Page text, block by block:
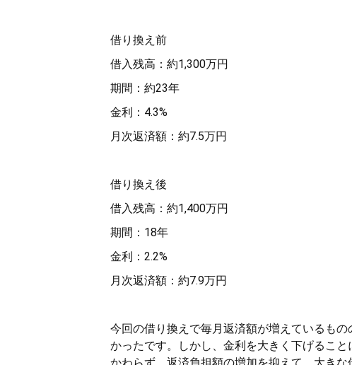
借り換え前
借入残高：約1,300万円
期間：約23年
金利：4.3%
月次返済額：約7.5万円
借り換え後
借入残高：約1,400万円
期間：18年
金利：2.2%
月次返済額：約7.9万円
今回の借り換えで毎月返済額が増えているも
かったです。しかし、金利を大きく下げるこ